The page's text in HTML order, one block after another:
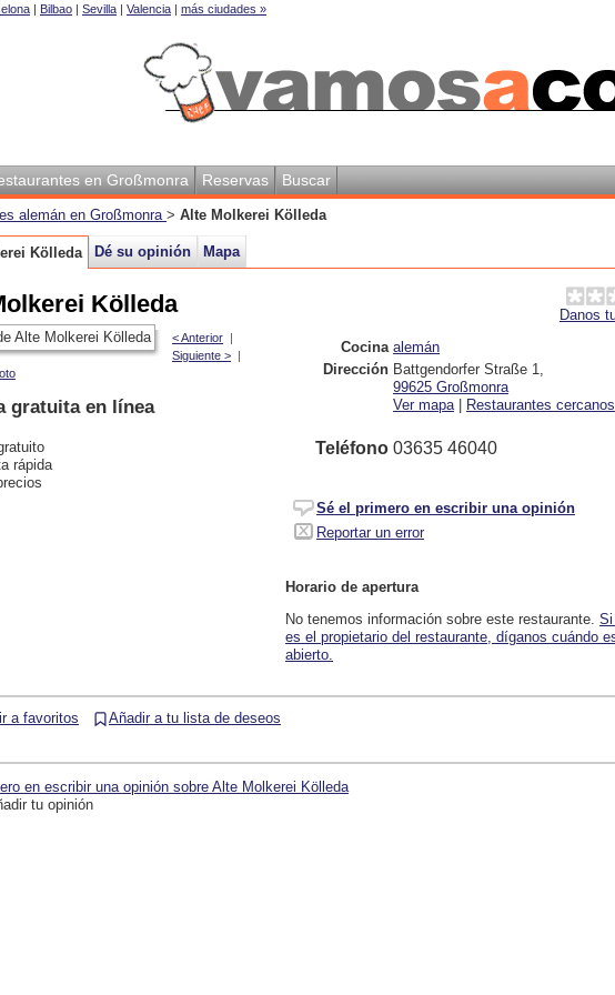
| Bilbao | Sevilla | Valencia | más ciudades »
en Großmonra Reservas Buscar
alemán en Großmonra > Alte Molkerei Kölleda
Kölleda Dé su opinión Mapa
Danos
Kölleda
Cocina alemán
Dirección Battgendorfer Straße 1,
99625 Großmonra
Ver mapa| Restaurantes cercanos
Teléfono 03635 46040
Sé el primero en escribir una opinión
Reportar un error
Horario de apertura
No tenemos información sobre este restaurante. Si
es el propietario del restaurante, díganos cuándo
abierto.
< Anterior |
Siguiente > |
gratuita en línea
rápida
a favoritos Añadir a tu lista de deseos
en escribir una opinión sobre Alte Molkerei Kölleda
tu opinión